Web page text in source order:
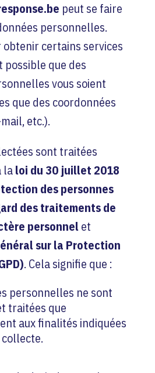
peut se faire
personnelles.
obtenir certains services
possible que des
vous soient
que des coordonnées
etc.).
sont traitées
laloi du 30 juillet 2018
des personnes
des traitements de
personnelet
sur la Protection
. Cela signifie que :
personnelles ne sont
traitées que
aux finalités indiquées